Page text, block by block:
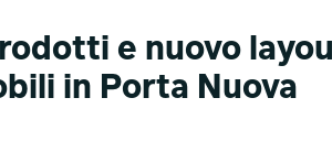
e nuovo
in Porta Nuova